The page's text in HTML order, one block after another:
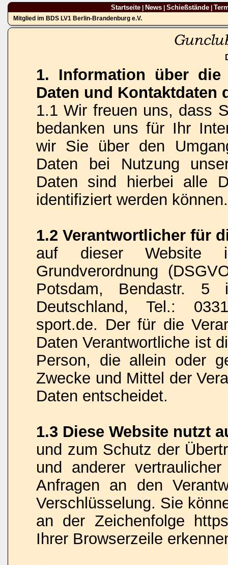
Startseite| News| Schießstände|
Mitglied im BDS LV1 Berlin-Brandenburg e.V.
1. Information über die
Daten und Kontaktdaten
1.1 Wir freuen uns, dass
bedanken uns für Ihr
wir Sie über den
Daten bei Nutzung
Daten sind hierbei alle
identifiziert werden können.
1.2 Verantwortlicher für
auf dieser Website
Grundverordnung
Potsdam, Bendastr. 5
Deutschland, Tel.:
sport.de. Der für die
Daten Verantwortliche ist
Person, die allein oder
Zwecke und Mittel der
Daten entscheidet.
1.3 Diese Website nutzt
und zum Schutz der
und anderer
Anfragen an den
Verschlüsselung. Sie
an der Zeichenfolge
Ihrer Browserzeile